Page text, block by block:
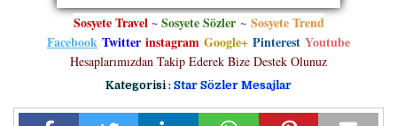
Sosyete Travel~Sosyete Sözler ~ Sosyete Trend
Facebook Twitter instagram Google+ Pinterest Youtube
Hesaplarımızdan Takip Ederek Bize Destek Olunuz
Kategorisi : Star Sözler Mesajlar